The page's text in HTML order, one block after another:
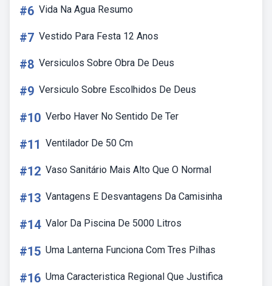
#6 Vida Na Agua Resumo
#7 Vestido Para Festa 12 Anos
#8 Versiculos Sobre Obra De Deus
#9 Versiculo Sobre Escolhidos De Deus
#10 Verbo Haver No Sentido De Ter
#11 Ventilador De 50 Cm
#12 Vaso Sanitário Mais Alto Que O Normal
#13 Vantagens E Desvantagens Da Camisinha
#14 Valor Da Piscina De 5000 Litros
#15 Uma Lanterna Funciona Com Tres Pilhas
#16 Uma Caracteristica Regional Que Justifica